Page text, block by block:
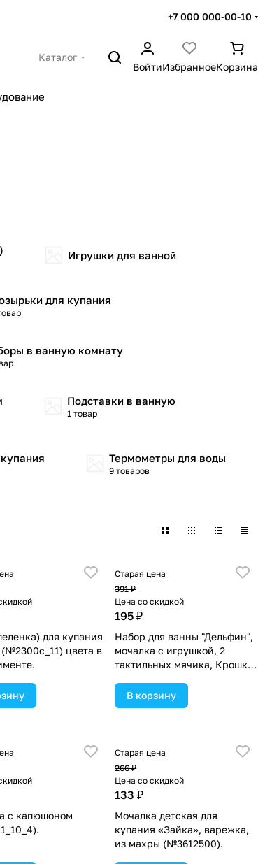
+7 000 000-00-10
Каталог
ВойтиИзбранноеКорзина
Игрушки для ванной
для купания
в ванную комнату
Подставки в ванную
1 товар
Термометры для воды
9 товаров
для купания
цвета в
Старая цена
391 ₽
Цена со скидкой
195 ₽
Набор для ванны "Дельфин",
мочалка с игрушкой, 2
тактильных мячика, Крошка
В корзину
с капюшоном
Старая цена
266 ₽
Цена со скидкой
133 ₽
Мочалка детская для
купания «Зайка», варежка,
из махры (№3612500).